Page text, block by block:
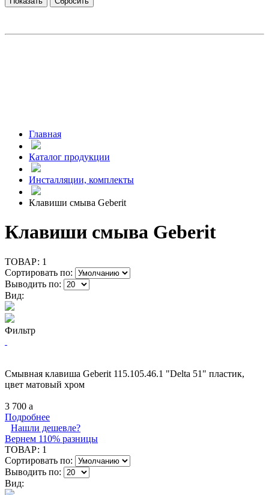
Главная
Каталог продукции
Инсталляции, комплекты
Клавиши смыва Geberit
Клавиши смыва Geberit
ТОВАР: 1
Сортировать по:
Выводить по:
Вид:
Фильтр
Смывная клавиша Geberit 115.105.46.1 "Delta 51" пластик,
цвет матовый хром
3 700 a
Подробнее
Нашли дешевле?
Вернем 110% разницы
ТОВАР: 1
Сортировать по:
Выводить по:
Вид: